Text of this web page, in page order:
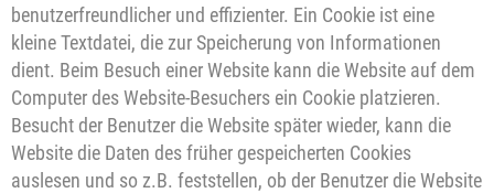
benutzerfreundlicher und effizienter. Ein Cookie ist eine
kleine Textdatei, die zur Speicherung von Informationen
dient. Beim Besuch einer Website kann die Website auf dem
Computer des Website-Besuchers ein Cookie platzieren.
Besucht der Benutzer die Website später wieder, kann die
Website die Daten des früher gespeicherten Cookies
auslesen und so z.B. feststellen, ob der Benutzer die Website